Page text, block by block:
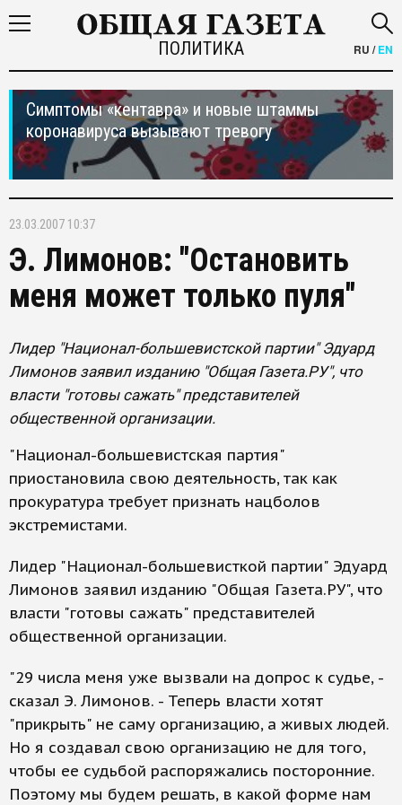
ПОЛИТИКА RU /EN
Симптомы «кентавра» и новые штаммы
коронавируса вызывают тревогу
23.03.2007 10:37
Э. Лимонов: "Остановить
меня может только пуля"
Лидер "Национал-большевистской партии" Эдуард
Лимонов заявил изданию "Общая Газета.РУ", что
власти "готовы сажать" представителей
общественной организации.
"Национал-большевистская партия"
приостановила свою деятельность, так как
прокуратура требует признать нацболов
экстремистами.
Лидер "Национал-большевисткой партии" Эдуард
Лимонов заявил изданию "Общая Газета.РУ", что
власти "готовы сажать" представителей
общественной организации.
"29 числа меня уже вызвали на допрос к судье, -
сказал Э. Лимонов. - Теперь власти хотят
"прикрыть" не саму организацию, а живых людей.
Но я создавал свою организацию не для того,
чтобы ее судьбой распоряжались посторонние.
Поэтому мы будем решать, в какой форме нам